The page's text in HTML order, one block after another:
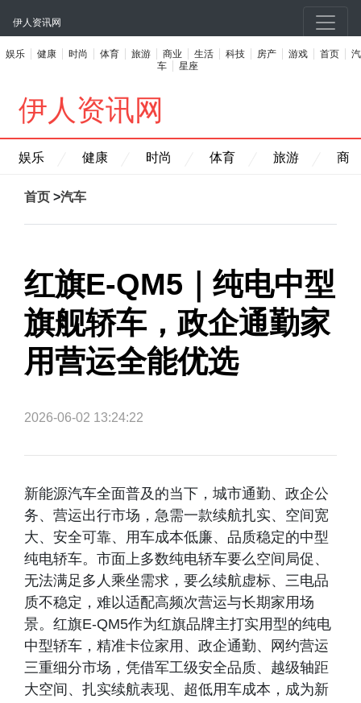
伊人资讯网
娱乐 健康 时尚 体育 旅游 商业 生活 科技 房产 游戏 首页
汽
车
星座
伊人资讯网
娱乐 健康 时尚 体育 旅游 商
首页 >汽车
红旗E-QM5｜纯电中型
旗舰轿车，政企通勤家
用营运全能优选
2026-06-02 13:24:22
新能源汽车全面普及的当下，城市通勤、政企公
务、营运出行市场，急需一款续航扎实、空间宽
大、安全可靠、用车成本低廉、品质稳定的中型
纯电轿车。市面上多数纯电轿车要么空间局促、
无法满足多人乘坐需求，要么续航虚标、三电品
质不稳定，难以适配高频次营运与长期家用场
景。红旗E-QM5作为红旗品牌主打实用型的纯电
中型轿车，精准卡位家用、政企通勤、网约营运
三重细分市场，凭借军工级安全品质、越级轴距
大空间、扎实续航表现、超低用车成本，成为新